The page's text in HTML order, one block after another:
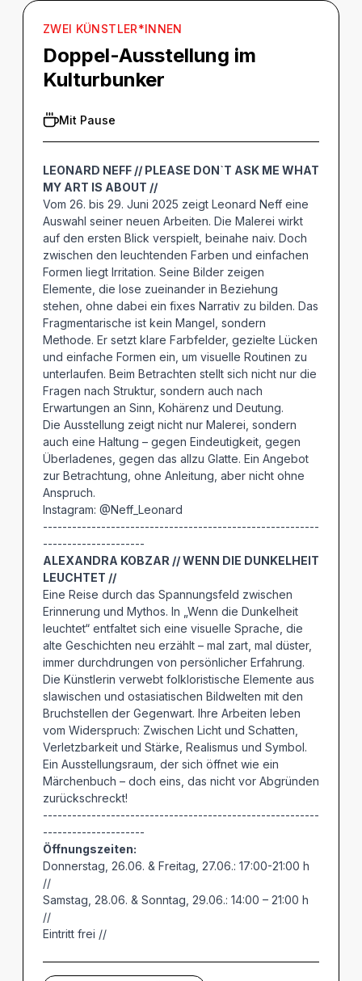
ZWEI KÜNSTLER*INNEN
Doppel-Ausstellung im
Kulturbunker
Mit Pause
LEONARD NEFF // PLEASE DON`T ASK ME WHAT
MY ART IS ABOUT //
Vom 26. bis 29. Juni 2025 zeigt Leonard Neff eine
Auswahl seiner neuen Arbeiten. Die Malerei wirkt
auf den ersten Blick verspielt, beinahe naiv. Doch
zwischen den leuchtenden Farben und einfachen
Formen liegt Irritation. Seine Bilder zeigen
Elemente, die lose zueinander in Beziehung
stehen, ohne dabei ein fixes Narrativ zu bilden. Das
Fragmentarische ist kein Mangel, sondern
Methode. Er setzt klare Farbfelder, gezielte Lücken
und einfache Formen ein, um visuelle Routinen zu
unterlaufen. Beim Betrachten stellt sich nicht nur die
Fragen nach Struktur, sondern auch nach
Erwartungen an Sinn, Kohärenz und Deutung.
Die Ausstellung zeigt nicht nur Malerei, sondern
auch eine Haltung – gegen Eindeutigkeit, gegen
Überladenes, gegen das allzu Glatte. Ein Angebot
zur Betrachtung, ohne Anleitung, aber nicht ohne
Anspruch.
Instagram: @Neff_Leonard
---------------------------------------------------------
---------------------
ALEXANDRA KOBZAR // WENN DIE DUNKELHEIT
LEUCHTET //
Eine Reise durch das Spannungsfeld zwischen
Erinnerung und Mythos. In „Wenn die Dunkelheit
leuchtet“ entfaltet sich eine visuelle Sprache, die
alte Geschichten neu erzählt – mal zart, mal düster,
immer durchdrungen von persönlicher Erfahrung.
Die Künstlerin verwebt folkloristische Elemente aus
slawischen und ostasiatischen Bildwelten mit den
Bruchstellen der Gegenwart. Ihre Arbeiten leben
vom Widerspruch: Zwischen Licht und Schatten,
Verletzbarkeit und Stärke, Realismus und Symbol.
Ein Ausstellungsraum, der sich öffnet wie ein
Märchenbuch – doch eins, das nicht vor Abgründen
zurückschreckt!
---------------------------------------------------------
---------------------
Öffnungszeiten:
Donnerstag, 26.06. & Freitag, 27.06.: 17:00-21:00 h
//
Samstag, 28.06. & Sonntag, 29.06.: 14:00 – 21:00 h
//
Eintritt frei //